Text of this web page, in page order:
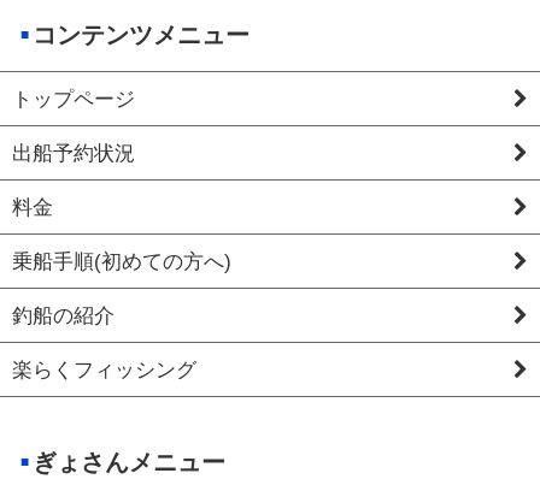
コンテンツメニュー
トップページ
出船予約状況
料金
乗船手順(初めての方へ)
釣船の紹介
楽らくフィッシング
ぎょさんメニュー